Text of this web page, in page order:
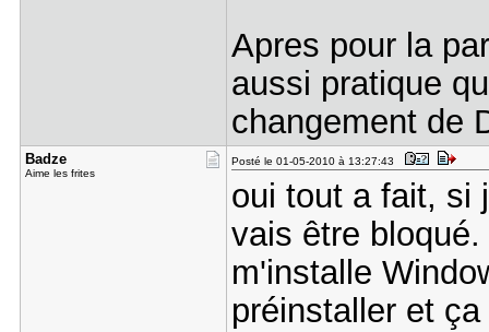
Apres pour la
aussi pratique
changement de
Badze
Aime les frites
Posté le 01-05-2010 à 13:27:43
oui tout a fait, si
vais être
m'installe
préinstaller et